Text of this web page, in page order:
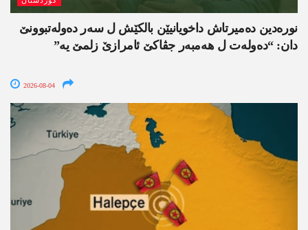
نورەدین دەمیرتاش داخویانیێن بالکێش ل سەر دەولەتبوونێ
دان: “دەولەت ل ھەمبەر جڤاکێ ئامرازێ زلمێ یە”
2026-08-04